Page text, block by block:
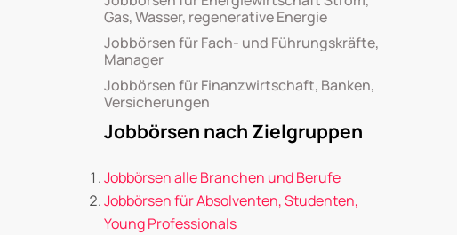
Gas, Wasser, regenerative Energie
Jobbörsen für Fach- und Führungskräfte,
Manager
Jobbörsen für Finanzwirtschaft, Banken,
Versicherungen
Jobbörsen nach Zielgruppen
Jobbörsen alle Branchen und Berufe
Jobbörsen für Absolventen, Studenten,
Young Professionals